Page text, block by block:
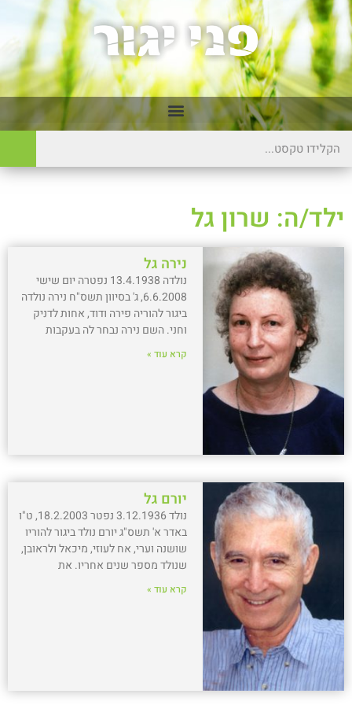
ילד/ה: שרון גל
נירה גל
נולדה 13.4.1938 נפטרה יום שישי
6.6.2008, ג' בסיוון תשס"ח נירה נולדה
ביגור להוריה פירה ודוד, אחות לדניק
וחני. השם נירה נבחר לה בעקבות
קרא עוד »
יורם גל
נולד 3.12.1936 נפטר 18.2.2003, ט"ו
באדר א' תשס"ג יורם נולד ביגור להוריו
שושנה וערי, אח לעוזי, מיכאל ולראובן,
שנולד מספר שנים אחריו. את
קרא עוד »